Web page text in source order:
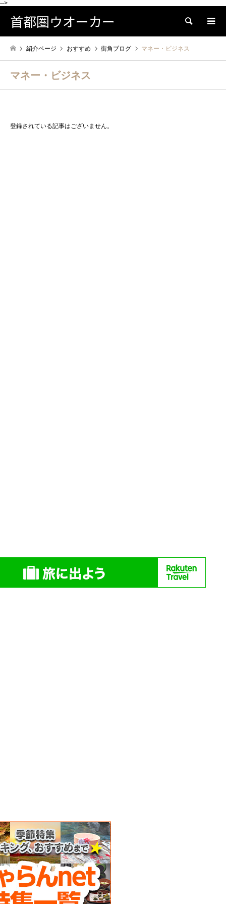
-->
首都圏ウオーカー 検索
紹介ページ おすすめ 街角ブログ マネー・ビジネス
マネー・ビジネス
登録されている記事はございません。